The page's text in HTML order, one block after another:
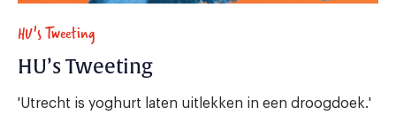
HU's Tweeting
HU’s Tweeting
'Utrecht is yoghurt laten uitlekken in een droogdoek.'